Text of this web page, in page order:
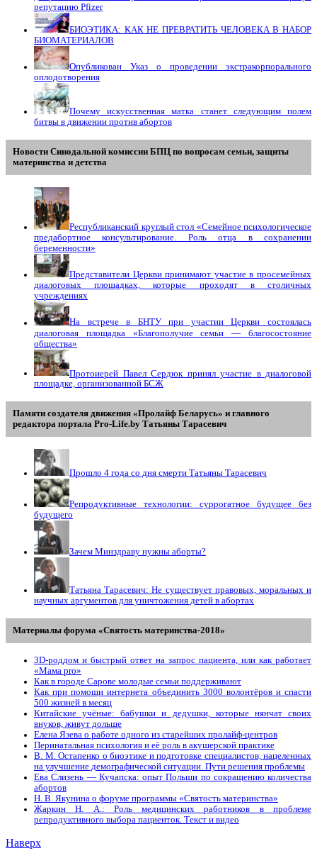
репутацию Pfizer
БИОЭТИКА: КАК НЕ ПРЕВРАТИТЬ ЧЕЛОВЕКА В НАБОР
БИОМАТЕРИАЛОВ
Опубликован Указ о проведении экстракорпорального
оплодотворения
Почему искусственная матка станет следующим полем
битвы в движении против абортов
Новости Синодальной комиссии БПЦ по вопросам семьи, защиты
материнства и детства
Республиканский круглый стол «Семейное психологическое
предабортное консультирование. Роль отца в сохранении
беременности»
Представители Церкви принимают участие в просемейных
диалоговых площадках, которые проходят в столичных
учреждениях
На встрече в БНТУ при участии Церкви состоялась
диалоговая площадка «Благополучие семьи — благосостояние
общества»
Протоиерей Павел Сердюк принял участие в диалоговой
площадке, организованной БСЖ
Памяти создателя движения «Пролайф Беларусь» и главного
редактора портала Pro-Life.by Tатьяны Tарасевич
Прошло 4 года со дня смерти Татьяны Тарасевич
Репродуктивные технологии: суррогатное будущее без
будущего
Зачем Минздраву нужны аборты?
Татьяна Тарасевич: Не существует правовых, моральных и
научных аргументов для уничтожения детей в абортах
Материалы форума «Святость материнства-2018»
3D-роддом и быстрый ответ на запрос пациента, или как работает
«Мама prо»
Как в городе Сарове молодые семьи поддерживают
Как при помощи интернета объединить 3000 волонтёров и спасти
500 жизней в месяц
Китайские учёные: бабушки и дедушки, которые нянчат своих
внуков, живут дольше
Елена Язева о работе одного из старейших пролайф-центров
Перинатальная психология и её роль в акушерской практике
В. М. Остапенко о биоэтике и подготовке специалистов, нацеленных
на улучшение демографической ситуации. Пути решения проблемы
Ева Слизень — Кучапска: опыт Польши по сокращению количества
абортов
Н. В. Якунина о форуме программы «Святость материнства»
Жаркин Н. А.: Роль медицинских работников в проблеме
репродуктивного выбора пациенток. Tекст и видео
Наверх